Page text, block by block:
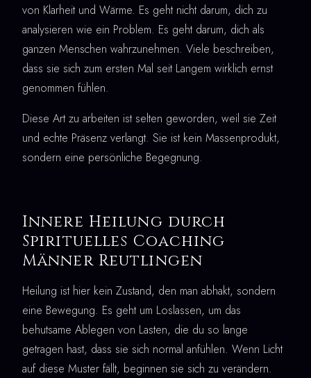
von Klarheit und Wärme. Es geht nicht darum, dich zu
analysieren wie ein Problem. Es geht darum, dich als
ganzen Menschen wahrzunehmen. Viele beschreiben,
dass sie sich zum ersten Mal seit Langem wirklich ernst
genommen fühlen.
Diese Art zu arbeiten ist selten geworden, weil sie Zeit
und echte Präsenz verlangt. Sie ist kein Massenprodukt,
sondern eine persönliche Begegnung.
Innere Heilung durch
Spirituelles Coaching
Männer Reutlingen
Heilung ist hier kein Zustand, den man abhakt, sondern
eine Bewegung. Es geht um Loslassen, um das
behutsame Ablegen von Lasten, die du so lange
getragen hast, dass sie sich normal anfühlen. Wenn Licht
auf diese Muster fällt, beginnen sie sich zu verändern.